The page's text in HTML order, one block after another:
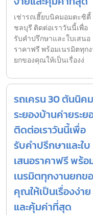
เช่ารถเฮี๊ยบนิคมอมตะซิตี้
ชลบุรี ติดต่อเราวันนี้เพื่อ
รับคำปรึกษาและใบเสนอ
ราคาฟรี พร้อมเนรมิตทุก
ยกของคุณให้เป็นเรื่องง่
รถเครน 30 ตันนิคม
ระยองบ้านค่ายระย
ติดต่อเราวันนี้เพื่อ
รับคำปรึกษาและใบ
เสนอราคาฟรี พร้อ
เนรมิตทุกงานยกข
คุณให้เป็นเรื่องง่าย
และคุ้มค่าที่สุด